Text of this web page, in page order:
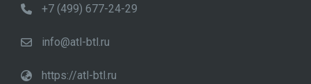
+7 (499) 677-24-29
info@atl-btl.ru
https://atl-btl.ru